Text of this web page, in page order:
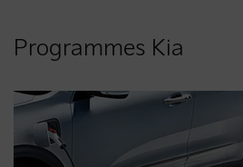
Programmes Kia